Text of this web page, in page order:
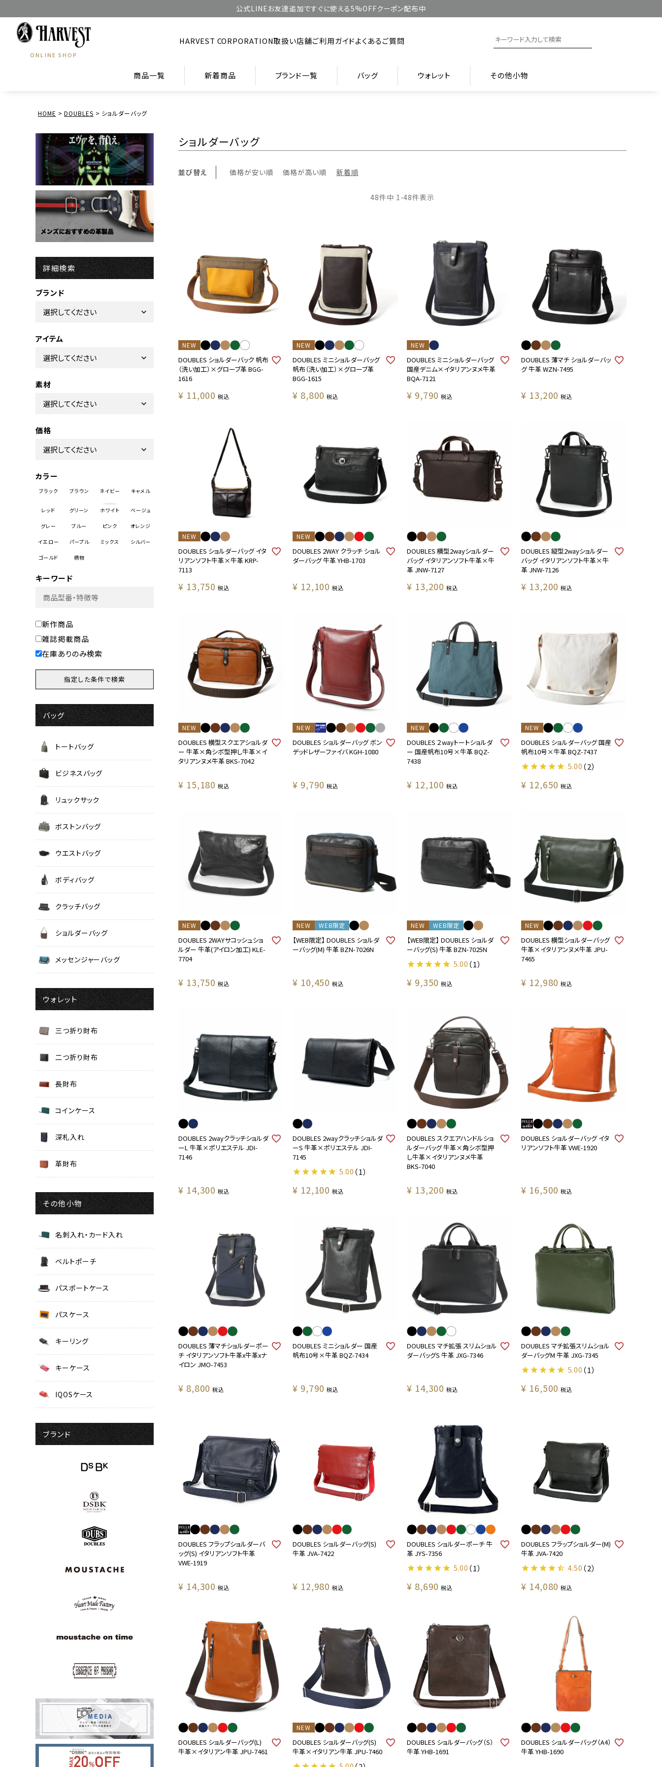
公式LINEお友達追加ですぐに使える5%OFFクーポン配布中
ONLINE SHOP
HARVEST CORPORATION取扱い店舗ご利用ガイドよくあるご質問
商品一覧 新着商品 ブランド一覧 バッグ ウォレット その他小物
HOME DOUBLES ショルダーバッグ
詳細検索
ブランド
アイテム
素材
価格
カラー
キーワード
新作商品
雑誌掲載商品
在庫ありのみ検索
バッグ
トートバッグ
ビジネスバッグ
リュックサック
ボストンバッグ
ウエストバッグ
ボディバッグ
クラッチバッグ
ショルダーバッグ
メッセンジャーバッグ
ウォレット
三つ折り財布
二つ折り財布
長財布
コインケース
深札入れ
革財布
その他小物
名刺入れ・カード入れ
ベルトポーチ
パスポートケース
パスケース
キーリング
キーケース
IQOSケース
ブランド
ショルダーバッグ
並び替え 価格が安い順 価格が高い順 新着順
48件中 1-48件表示
NEW
DOUBLES ショルダーバック 帆布
（洗い加工）×グローブ革 BGG-
1616
¥ 11,000 税込
NEW
DOUBLES ミニショルダーバッグ
帆布（洗い加工）×グローブ革
BGG-1615
¥ 8,800 税込
NEW
DOUBLES ミニショルダーバッグ
国産デニム×イタリアンヌメ牛革
BQA-7121
¥ 9,790 税込
DOUBLES 薄マチ ショルダーバッ
グ 牛革 WZN-7495
¥ 13,200 税込
NEW
DOUBLES ショルダーバッグ イタ
リアンソフト牛革×牛革 KRP-
7113
¥ 13,750 税込
NEW
DOUBLES 2WAY クラッチ ショル
ダーバッグ 牛革 YHB-1703
¥ 12,100 税込
DOUBLES 横型2wayショルダー
バッグ イタリアンソフト牛革×牛
革 JNW-7127
¥ 13,200 税込
DOUBLES 縦型2wayショルダー
バッグ イタリアンソフト牛革×牛
革 JNW-7126
¥ 13,200 税込
NEW
DOUBLES 横型スクエアショルダ
ー 牛革×角シボ型押し牛革×イ
タリアンヌメ牛革 BKS-7042
¥ 15,180 税込
NEW
DOUBLES ショルダーバッグ ボン
デッドレザーファイバ KGH-1080
¥ 9,790 税込
NEW
DOUBLES ２wayトートショルダ
ー 国産帆布10号×牛革 BQZ-
7438
¥ 12,100 税込
NEW
DOUBLES ショルダーバッグ 国産
帆布10号×牛革 BQZ-7437
¥ 12,650 税込
5.00 （2）
NEW
DOUBLES 2WAYサコッシュショ
ルダー 牛革(アイロン加工) KLE-
7704
¥ 13,750 税込
NEW WEB限定
【WEB限定】 DOUBLES ショルダ
ーバッグ(M) 牛革 BZN-7026N
¥ 10,450 税込
NEW WEB限定
【WEB限定】 DOUBLES ショルダ
ーバッグ(S) 牛革 BZN-7025N
¥ 9,350 税込
5.00 （1）
NEW
DOUBLES 横型ショルダーバッグ
牛革×イタリアンヌメ牛革 JPU-
7465
¥ 12,980 税込
DOUBLES 2wayクラッチショルダ
ーL 牛革×ポリエステル JDI-
7146
¥ 14,300 税込
DOUBLES 2wayクラッチショルダ
ーS 牛革×ポリエステル JDI-
7145
¥ 12,100 税込
5.00 （1）
DOUBLES スクエアハンドルショ
ルダーバッグ 牛革×角シボ型押
し牛革×イタリアンヌメ牛革
BKS-7040
¥ 13,200 税込
DOUBLES ショルダーバッグ イタ
リアンソフト牛革 VWE-1920
¥ 16,500 税込
DOUBLES 薄マチショルダーポー
チ イタリアンソフト牛革x牛革xナ
イロン JMO-7453
¥ 8,800 税込
DOUBLES ミニショルダー 国産
帆布10号×牛革 BQZ-7434
¥ 9,790 税込
DOUBLES マチ拡張 スリムショル
ダーバッグS 牛革 JXG-7346
¥ 14,300 税込
DOUBLES マチ拡張スリムショル
ダーバッグM 牛革 JXG-7345
¥ 16,500 税込
5.00 （1）
DOUBLES フラップショルダーバ
ッグ(S) イタリアンソフト牛革
VWE-1919
¥ 14,300 税込
DOUBLES ショルダーバッグ(S)
牛革 JVA-7422
¥ 12,980 税込
DOUBLES ショルダーポーチ 牛
革 JYS-7356
¥ 8,690 税込
5.00 （1）
DOUBLES フラップショルダー(M)
牛革 JVA-7420
¥ 14,080 税込
4.50 （2）
DOUBLES ショルダーバッグ(L)
牛革×イタリアン牛革 JPU-7461
NEW
DOUBLES ショルダーバッグ(S)
牛革×イタリアン牛革 JPU-7460
DOUBLES ショルダーバッグ（S）
牛革 YHB-1691
DOUBLES ショルダーバッグ（A4）
牛革 YHB-1690